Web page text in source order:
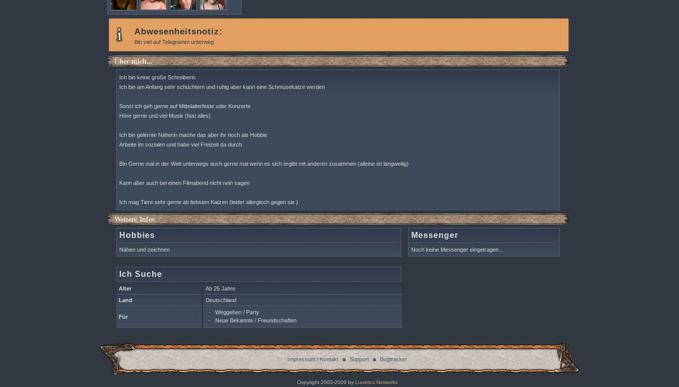
Abwesenheitsnotiz:
Bin viel auf Telegramm unterweg
Über mich...
Ich bin keine große Schreiberin
Ich bin am Anfang sehr schüchtern und ruhig aber kann eine Schmusekatze werden
Sonst ich geh gerne auf Mittelalterfeste oder Konzerte
Höre gerne und viel Musik (fast alles)
Ich bin gelernte Näherin mache das aber ihr noch als Hobbie
Arbeite im sozialen und habe viel Freizeit da durch
Bin Gerne mal in der Welt unterwegs auch gerne mal wenn es sich ergibt mit anderen zusammen (alleine ist langweilig)
Kann aber auch bei einen Filmabend nicht nein sagen
Ich mag Tiere sehr gerne ab liebsten Katzen (leider allergisch gegen sie )
Weitere Infos
Messenger
Noch keine Messenger eingetragen...
Hobbies
Nähen und zeichnen
Ich Suche
Alter
Ab 25 Jahre
Land
Deutschland
Für
Weggehen / Party
Neue Bekannte / Freundschaften
Impressum / Kontakt Support Bugtracker
Copyright 2003-2009 byLunetics Networks